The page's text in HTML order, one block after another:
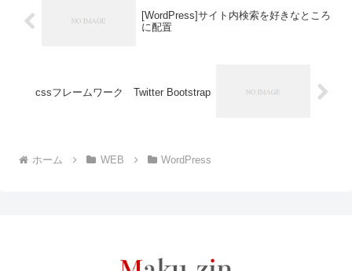
[WordPress]サイト内検索を好きなところ
に配置
cssフレームワーク Twitter Bootstrap
ホーム WEB WordPress